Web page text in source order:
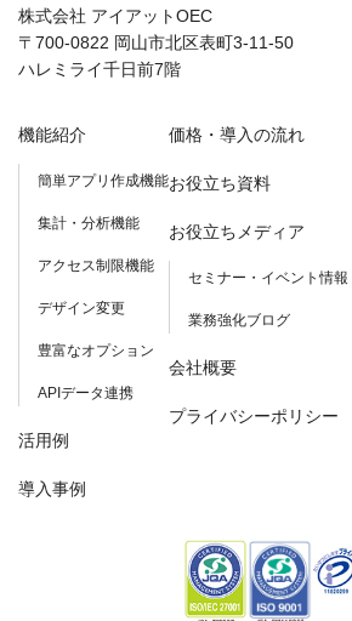
株式会社 アイアットOEC
〒700-0822 岡山市北区表町3-11-50
ハレミライ千日前7階
機能紹介
簡単アプリ作成機能
集計・分析機能
アクセス制限機能
デザイン変更
豊富なオプション
APIデータ連携
活用例
導入事例
価格・導入の流れ
お役立ち資料
お役立ちメディア
セミナー・イベント情報
業務強化ブログ
会社概要
プライバシーポリシー